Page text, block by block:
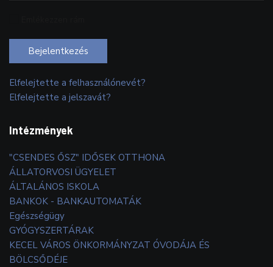
Bejelentkezés
Elfelejtette a felhasználónevét?
Elfelejtette a jelszavát?
Intézmények
"CSENDES ŐSZ" IDŐSEK OTTHONA
ÁLLATORVOSI ÜGYELET
ÁLTALÁNOS ISKOLA
BANKOK - BANKAUTOMATÁK
Egészségügy
GYÓGYSZERTÁRAK
KECEL VÁROS ÖNKORMÁNYZAT ÓVODÁJA ÉS
BÖLCSŐDÉJE